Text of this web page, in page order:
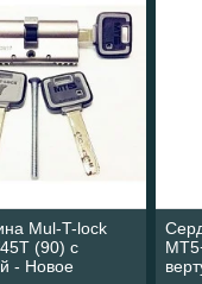
Mul-T-lock
(90) с
- Новое